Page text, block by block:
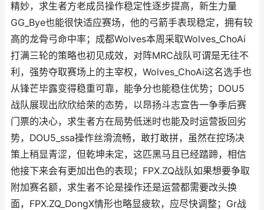
精妙，求生者方老成员操作稳定性逐步提高，新生力量
GG_Bye也能很快适应赛场，他的弓箭手表现稳定，拥有较
高的龙骨弓命中率；成都Wolves本周采取Wolves_ChoAi
打满三轮的策略也初见成效，对阵MRC战队可谓是无往不
利，强势夺取赛场上的主宰权，Wolves_ChoAi这名选手也
从锋芒毕露变得稳重可靠，能争分也能稳住优势；DOU5
战队展现出欣欣给荣的态势，以昂扬斗志宣告一争季后赛
门票的决心，求生者方在局势低迷时也能及时运营扳回劣
势，DOU5_ssa操作丝滑流畅，敢打敢拼，虽然在控场决
策上稍显青涩，但乾坤未定，这匹黑马且已经踏蹄，相信
他接下来会有更加出色的表现；FPX.ZQ战队如果想要争取
附加赛名额，求生者不论是操作还是运营都需要改头换
面，FPX.ZQ_DongX情形也略显疲软，应尽快调整；Gr战